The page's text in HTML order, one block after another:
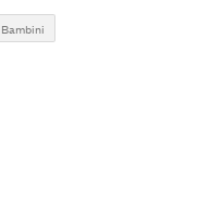
Bambini